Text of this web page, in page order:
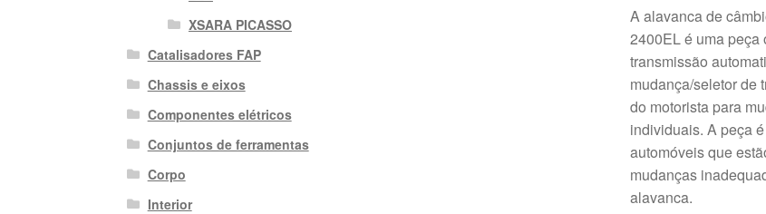
A alavanca de
2400EL é uma
transmissão
mudança/seletor de
do motorista para
individuais. A peça
automóveis que
mudanças
alavanca.
XSARA PICASSO
Catalisadores FAP
Chassis e eixos
Componentes elétricos
Conjuntos de ferramentas
Corpo
Interior